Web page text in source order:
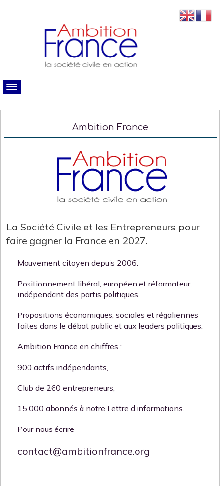
Ambition France
La Société Civile et les Entrepreneurs pour
faire gagner la France en 2027.
Mouvement citoyen depuis 2006.
Positionnement libéral, européen et réformateur,
indépendant des partis politiques.
Propositions économiques, sociales et régaliennes
faites dans le débat public et aux leaders politiques.
Ambition France en chiffres :
900 actifs indépendants,
Club de 260 entrepreneurs,
15 000 abonnés à notre Lettre d’informations.
Pour nous écrire
contact@ambitionfrance.org